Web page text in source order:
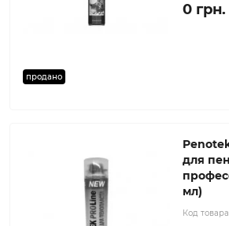
продано
0 грн.
для
мл)
Код